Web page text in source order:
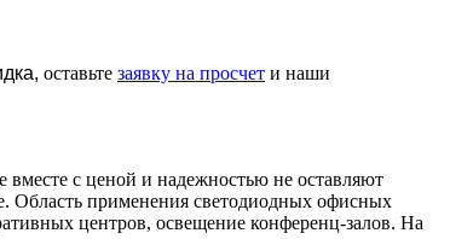
оставьте заявку на просчет и наши
с ценой и надежностью не оставляют
Область применения светодиодных офисных
центров, освещение конференц-залов. На